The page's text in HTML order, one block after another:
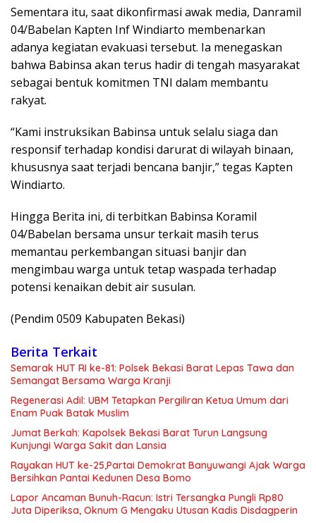
Sementara itu, saat dikonfirmasi awak media, Danramil
04/Babelan Kapten Inf Windiarto membenarkan
adanya kegiatan evakuasi tersebut. Ia menegaskan
bahwa Babinsa akan terus hadir di tengah masyarakat
sebagai bentuk komitmen TNI dalam membantu
rakyat.
“Kami instruksikan Babinsa untuk selalu siaga dan
responsif terhadap kondisi darurat di wilayah binaan,
khususnya saat terjadi bencana banjir,” tegas Kapten
Windiarto.
Hingga Berita ini, di terbitkan Babinsa Koramil
04/Babelan bersama unsur terkait masih terus
memantau perkembangan situasi banjir dan
mengimbau warga untuk tetap waspada terhadap
potensi kenaikan debit air susulan.
(Pendim 0509 Kabupaten Bekasi)
Berita Terkait
Semarak HUT RI ke-81: Polsek Bekasi Barat Lepas Tawa dan
Semangat Bersama Warga Kranji
Regenerasi Adil: UBM Tetapkan Pergiliran Ketua Umum dari
Enam Puak Batak Muslim
Jumat Berkah: Kapolsek Bekasi Barat Turun Langsung
Kunjungi Warga Sakit dan Lansia
Rayakan HUT ke-25,Partai Demokrat Banyuwangi Ajak Warga
Bersihkan Pantai Kedunen Desa Bomo
Lapor Ancaman Bunuh-Racun: Istri Tersangka Pungli Rp80
Juta Diperiksa, Oknum G Mengaku Utusan Kadis Disdagperin